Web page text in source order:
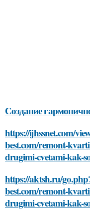
Создание
https://ijhssnet.com/
best.com/remont-
drugimi-cvetami-kak-
https://aktsh.ru/
best.com/remont-
drugimi-cvetami-kak-